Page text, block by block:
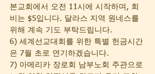
본교회에서 오전 11시에 시작하며, 회
비는 $5입니다. 달라스 지역 원네스를
위해 계속 기도 부탁드립니다.
6) 세계선교대회를 위한 특별 헌금시간
은 7월 초로 연기하겠습니다.
7) 아메리카 장로회 남부노회 주관으로